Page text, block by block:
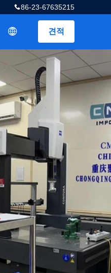
86-23-67635215
견적
描述